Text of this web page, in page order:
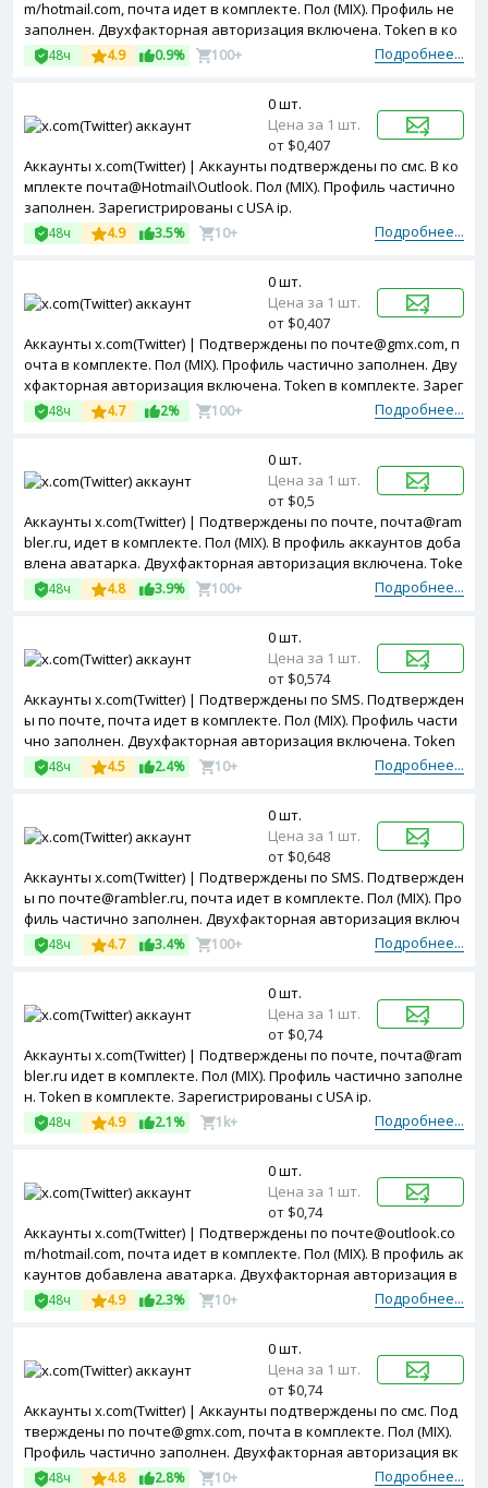
m/hotmail.com, почта идет в комплекте. Пол (MIX). Профиль не
заполнен. Двухфакторная авторизация включена. Token в ко
мплекте. Зарегистрированы с MIX ip.
Подробнее...
48ч 4.9 0.9% 100+
Аккаунты x.com(Twitter) | Аккаунты подтверждены по смс. В ко
мплекте почта@Hotmail\Outlook. Пол (MIX). Профиль частично
заполнен. Зарегистрированы с USA ip.
Подробнее...
48ч 4.9 3.5% 10+
0 шт.
Цена за 1 шт.
от $0,407
Аккаунты x.com(Twitter) | Подтверждены по почте@gmx.com, п
очта в комплекте. Пол (MIX). Профиль частично заполнен. Дву
хфакторная авторизация включена. Token в комплекте. Зарег
истрированы с MIX ip.
Подробнее...
48ч 4.7 2% 100+
0 шт.
Цена за 1 шт.
от $0,407
Аккаунты x.com(Twitter) | Подтверждены по почте, почта@ram
bler.ru, идет в комплекте. Пол (MIX). В профиль аккаунтов доба
влена аватарка. Двухфакторная авторизация включена. Toke
n в комплекте. Зарегистрированы с MIX ip.
Подробнее...
48ч 4.8 3.9% 100+
0 шт.
Цена за 1 шт.
от $0,5
Аккаунты x.com(Twitter) | Подтверждены по SMS. Подтвержден
ы по почте, почта идет в комплекте. Пол (MIX). Профиль части
чно заполнен. Двухфакторная авторизация включена. Token
в комплекте. Зарегистрированы с USA ip.
Подробнее...
48ч 4.5 2.4% 10+
0 шт.
Цена за 1 шт.
от $0,574
Аккаунты x.com(Twitter) | Подтверждены по SMS. Подтвержден
ы по почте@rambler.ru, почта идет в комплекте. Пол (MIX). Про
филь частично заполнен. Двухфакторная авторизация включ
ена. Token в комплекте. Зарегистрированы с EU ip.Подробнее...
48ч 4.7 3.4% 100+
0 шт.
Цена за 1 шт.
от $0,648
Аккаунты x.com(Twitter) | Подтверждены по почте, почта@ram
bler.ru идет в комплекте. Пол (MIX). Профиль частично заполне
н. Token в комплекте. Зарегистрированы с USA ip.
Подробнее...
48ч 4.9 2.1% 1k+
0 шт.
Цена за 1 шт.
от $0,74
Аккаунты x.com(Twitter) | Подтверждены по почте@outlook.co
m/hotmail.com, почта идет в комплекте. Пол (MIX). В профиль ак
каунтов добавлена аватарка. Двухфакторная авторизация в
ключена. Useragent и cookies в комплекте. Зарегистрированы
с EU ip.
Подробнее...
48ч 4.9 2.3% 10+
0 шт.
Цена за 1 шт.
от $0,74
Аккаунты x.com(Twitter) | Аккаунты подтверждены по смс. Под
тверждены по почте@gmx.com, почта в комплекте. Пол (MIX).
Профиль частично заполнен. Двухфакторная авторизация вк
лючена. Token в комплекте. Зарегистрированы с MIX ip.Подробнее...
48ч 4.8 2.8% 10+
0 шт.
Цена за 1 шт.
от $0,74